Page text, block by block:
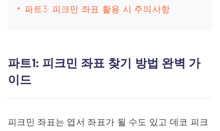
파트3: 피크민 좌표 활용 시 주의사항
파트1: 피크민 좌표 찾기 방법 완벽 가
이드
피크민 좌표는 엽서 좌표가 될 수도 있고 데코 피크